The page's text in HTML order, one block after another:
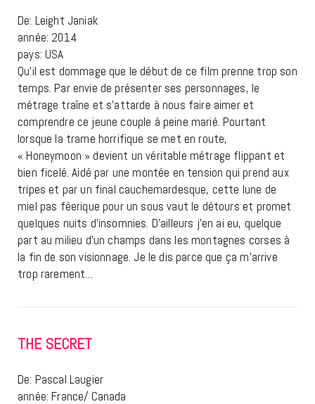
De: Leight Janiak
année: 2014
pays: USA
Qu’il est dommage que le début de ce film prenne trop son
temps. Par envie de présenter ses personnages, le
métrage traîne et s’attarde à nous faire aimer et
comprendre ce jeune couple à peine marié. Pourtant
lorsque la trame horrifique se met en route,
« Honeymoon » devient un véritable métrage flippant et
bien ficelé. Aidé par une montée en tension qui prend aux
tripes et par un final cauchemardesque, cette lune de
miel pas féerique pour un sous vaut le détours et promet
quelques nuits d’insomnies. D’ailleurs j’en ai eu, quelque
part au milieu d’un champs dans les montagnes corses à
la fin de son visionnage. Je le dis parce que ça m’arrive
trop rarement…
THE SECRET
De: Pascal Laugier
année: France/ Canada